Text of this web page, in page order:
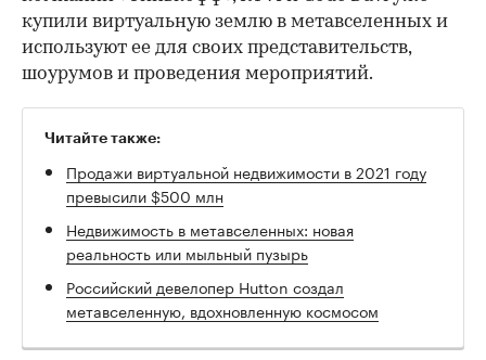
купили виртуальную землю в метавселенных и
используют ее для своих представительств,
шоурумов и проведения мероприятий.
Читайте также:
Продажи виртуальной недвижимости в 2021 году
превысили $500 млн
Недвижимость в метавселенных: новая
реальность или мыльный пузырь
Российский девелопер Hutton создал
метавселенную, вдохновленную космосом